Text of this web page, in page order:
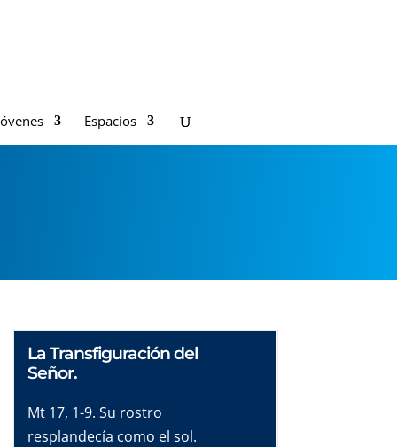
Espacios
La Transfiguración del
Señor.
Mt 17, 1-9. Su rostro
resplandecía como el sol.